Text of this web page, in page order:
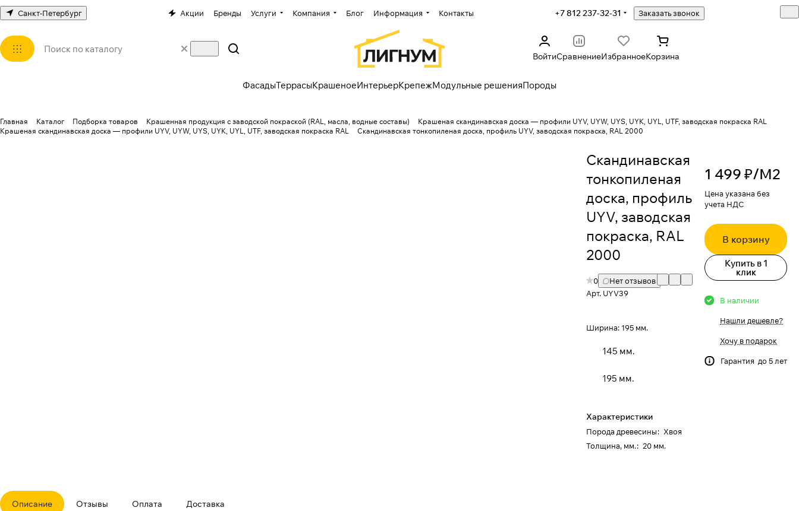
Санкт-Петербург Акции Бренды Услуги Компания Блог Информация Контакты +7 812 237-32-31 Заказать звонок
ВойтиСравнениеИзбранноеКорзина
ФасадыТеррасыКрашеноеИнтерьерКрепежМодульные решенияПороды
Главная Каталог Подборка товаров Крашенная продукция с заводской покраской (RAL, масла, водные составы)
Крашеная скандинавская доска — профили UYV, UYW, UYS, UYK, UYL, UTF, заводская покраска RAL
Крашеная скандинавская доска — профили UYV, UYW, UYS, UYK, UYL, UTF, заводская покраска RAL
Скандинавская тонкопиленая доска, профиль UYV, заводская покраска, RAL 2000
Скандинавская
тонкопиленая
доска, профиль
UYV, заводская
покраска, RAL
2000
0
Нет отзывов
Арт. UYV39
Ширина: 195 мм.
145 мм.
195 мм.
Характеристики
Порода древесины: Хвоя
Толщина, мм.: 20 мм.
1 499 ₽/М2
Цена указана без
учета НДС
В корзину
Купить в 1
клик
В наличии
Нашли дешевле?
Хочу в подарок
Гарантия до 5 лет
Описание Отзывы Оплата Доставка